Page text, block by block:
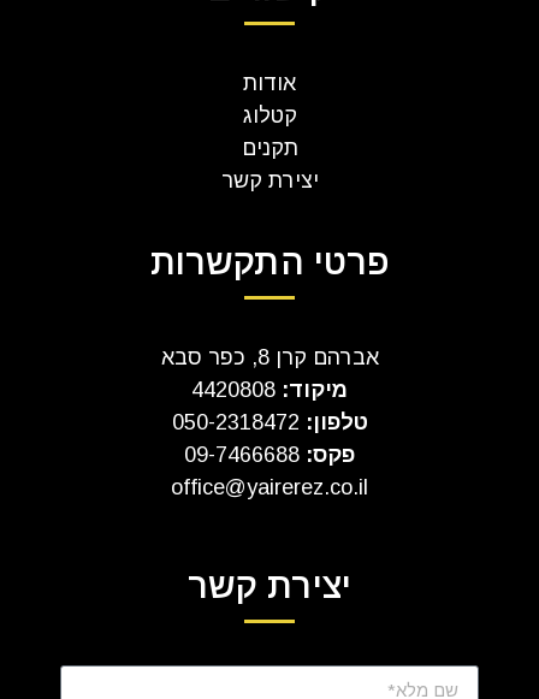
אודות
קטלוג
תקנים
יצירת קשר
פרטי התקשרות
אברהם קרן 8, כפר סבא
מיקוד:
טלפון:
פקס: 09-7466688
office@yairerez.co.il
יצירת קשר